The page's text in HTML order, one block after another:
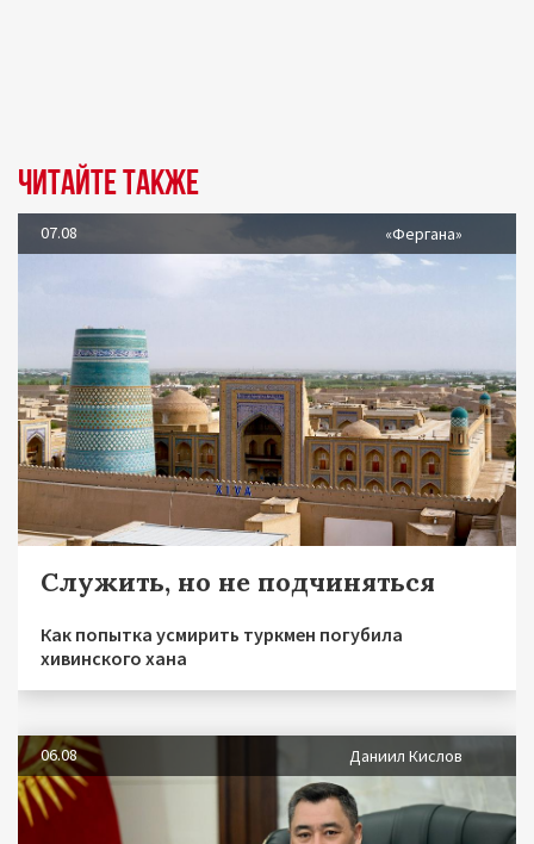
Читайте также
07.08 «Фергана»
Служить, но не подчиняться
Как попытка усмирить туркмен погубила
хивинского хана
06.08 Даниил Кислов